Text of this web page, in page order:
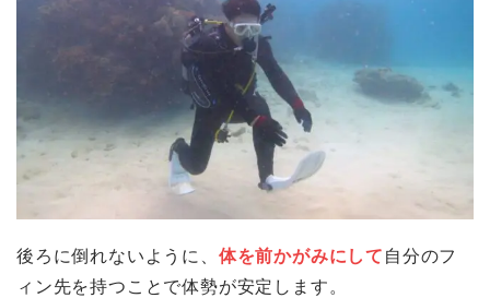
後ろに倒れないように、 体を前かがみにして 自分のフ
ィン先を持つことで体勢が安定します。